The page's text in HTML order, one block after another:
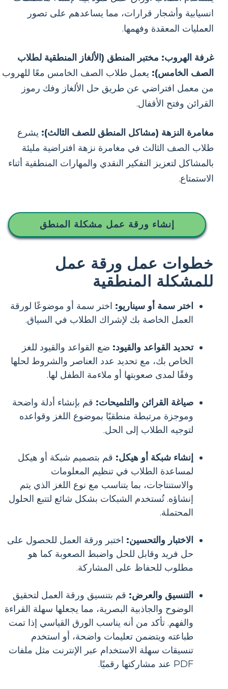
انسيابية وأشجار قرارات، مما يساعدهم على تصور
العمليات المعقدة وفهمها.
غرفة الهروب: مختبر المنطق (الألغاز المنطقية لطلاب
الصف الخامس): يعمل طلاب الصف الخامس معًا للهروب
من معمل افتراضي عن طريق حل الألغاز وفك رموز
القرائن وفتح الأقفال.
مغامرة النزهة (مشاكل المنطق للصف الثالث): يشرع
طلاب الصف الثالث في مغامرة نزهة افتراضية مليئة
بالمشاكل لتعزيز التفكير النقدي والمهارات المنطقية أثناء
الاستمتاع.
إنشاء ورقة عمل مشكلة المنطق
خطوات عمل ورقة عمل
للمشكلة المنطقية
اختر سمة أو سيناريو: اختر سمة أو موضوعًا لورقة
العمل الخاصة بك لإشراك الطلاب في السياق.
تحديد القواعد والقيود: ضع القواعد والقيود للغز
الخاص بك، مع تحديد عدد العناصر والشروط لحلها
وفقًا لمدى صعوبتها أو ملاءمة الطفل لها.
صياغة القرائن والتلميحات: قم بإنشاء أدلة واضحة
وموجزة مرتبطة منطقيًا بموضوع اللغز وقواعده
لتوجيه الطلاب إلى الحل.
إنشاء شبكة أو هيكل: قم بتصميم شبكة أو هيكل
لمساعدة الطلاب في تنظيم المعلومات
والاستنتاجات، بما يتناسب مع نوع اللغز الذي يتم
إنشاؤه. تُستخدم الشبكات بشكل شائع لتتبع الحلول
المحتملة.
الاختبار والتحسين: اختبر ورقة العمل للحصول على
حل فريد وقابل للحل واضبط الصعوبة كما هو
مطلوب للحفاظ على المشاركة.
التنسيق والعرض: قم بتنسيق ورقة العمل لتحقيق
الوضوح والجاذبية البصرية، مما يجعلها سهلة القراءة
والفهم. تأكد من أنه يناسب الورق القياسي إذا تمت
طباعته ويتضمن تعليمات واضحة، أو استخدم
تنسيقات سهلة الاستخدام عبر الإنترنت مثل ملفات
PDF عند مشاركتها رقميًا.